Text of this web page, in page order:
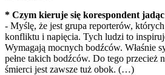
* Czym kieruje się korespondent
- Myślę, że jest grupa reporterów,
konfliktu i napięcia. Tych ludzi to
Wymagają mocnych bodźców. Właśnie
pełne takich bodźców. Do tego przecież
śmierci jest zawsze tuż obok. (…)